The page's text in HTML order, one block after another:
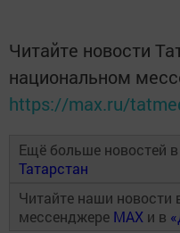
Читайте новости
национальном
https://max.ru/
Ещё больше новостей в
Татарстан
Читайте наши новости
мессенджере MAX и в